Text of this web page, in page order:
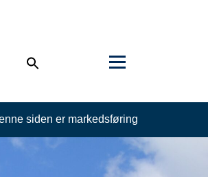
siden er markedsføring